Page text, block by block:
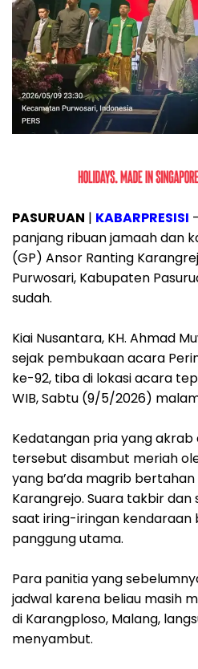
PASURUAN | KABARPRESISI
panjang ribuan jamaah dan
(GP) Ansor Ranting
Purwosari, Kabupaten
sudah.
Kiai Nusantara, KH. Ahmad
sejak pembukaan acara
ke-92, tiba di lokasi acara
WIB, Sabtu (9/5/2026)
‎Kedatangan pria yang akrab
tersebut disambut meriah
yang ba’da magrib bertahan
Karangrejo. Suara takbir
saat iring-iringan kendaraan
panggung utama.
Para panitia yang
jadwal karena beliau masih
di Karangploso, Malang,
menyambut.